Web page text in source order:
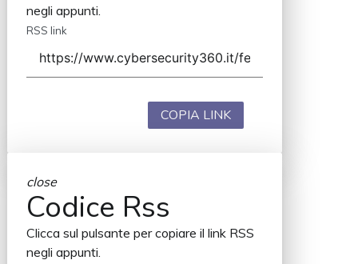
negli appunti.
RSS link
COPIA LINK
close
Codice Rss
Clicca sul pulsante per copiare il link RSS
negli appunti.